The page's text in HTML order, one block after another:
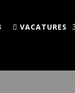
VACATURES